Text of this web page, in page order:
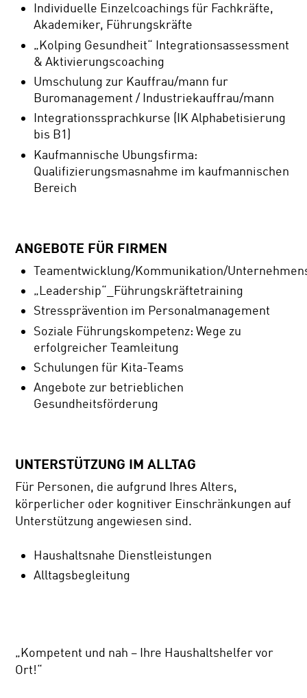
Individuelle Einzelcoachings für Fachkräfte,
Akademiker, Führungskräfte
„Kolping Gesundheit“ Integrationsassessment
& Aktivierungscoaching
Umschulung zur Kauffrau/mann fur
Buromanagement / Industriekauffrau/mann
Integrationssprachkurse (IK Alphabetisierung
bis B1)
Kaufmannische Ubungsfirma:
Qualifizierungsmasnahme im kaufmannischen
Bereich
ANGEBOTE FÜR FIRMEN
Teamentwicklung/Kommunikation/
„Leadership“_Führungskräftetraining
Stressprävention im Personalmanagement
Soziale Führungskompetenz: Wege zu
erfolgreicher Teamleitung
Schulungen für Kita-Teams
Angebote zur betrieblichen
Gesundheitsförderung
UNTERSTÜTZUNG IM ALLTAG
Für Personen, die aufgrund Ihres Alters,
körperlicher oder kognitiver Einschränkungen auf
Unterstützung angewiesen sind.
Haushaltsnahe Dienstleistungen
Alltagsbegleitung
„Kompetent und nah – Ihre Haushaltshelfer vor
Ort!“